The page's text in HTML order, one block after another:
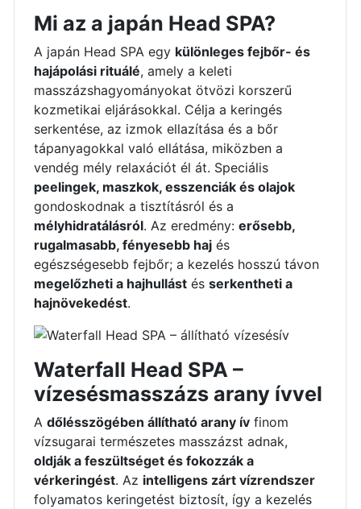
Mi az a japán Head SPA?
A japán Head SPA egy különleges fejbőr- és
hajápolási rituálé, amely a keleti
masszázshagyományokat ötvözi korszerű
kozmetikai eljárásokkal. Célja a keringés
serkentése, az izmok ellazítása és a bőr
tápanyagokkal való ellátása, miközben a
vendég mély relaxációt él át. Speciális
peelingek, maszkok, esszenciák és olajok
gondoskodnak a tisztításról és a
mélyhidratálásról. Az eredmény: erősebb,
rugalmasabb, fényesebb haj és
egészségesebb fejbőr; a kezelés hosszú távon
megelőzheti a hajhullást és serkentheti a
hajnövekedést.
Waterfall Head SPA –
vízesésmasszázs arany ívvel
A dőlésszögében állítható arany ív finom
vízsugarai természetes masszázst adnak,
oldják a feszültséget és fokozzák a
vérkeringést. Az intelligens zárt vízrendszer
folyamatos keringetést biztosít, így a kezelés